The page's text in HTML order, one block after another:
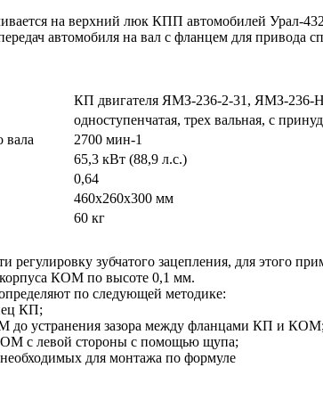
на верхний люк КПП автомобилей Урал-
передач автомобиля на вал с фланцем для
КП двигателя ЯМЗ-236-2-31, ЯМЗ-
одноступенчатая, трех вальная, с
вала
2700 мин-1
65,3 кВт (88,9 л.с.)
0,64
460х260х300 мм
60 кг
зубчатого зацепления, для этого
корпуса КОМ по высоте 0,1 мм.
по следующей методике:
КП;
до устранения зазора между фланцами КП и КОМ;
с левой стороны с помощью щупа;
для монтажа по формуле